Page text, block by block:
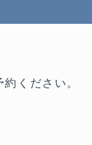
ください。